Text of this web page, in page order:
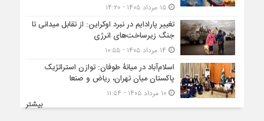
۱۵ مرداد ۱۴۰۵ - ۱۴:۲۰
تغییر پارادایم در نبرد اوکراین: از تقابل میدانی تا
جنگ زیرساخت‌های انرژی
اسلام‌آباد در میانۀ طوفان: توازن استراتژیک
پاکستان میان تهران، ریاض و صنعا
۱۰ مرداد ۱۴۰۵ - ۱۱:۵۴
بیشتر